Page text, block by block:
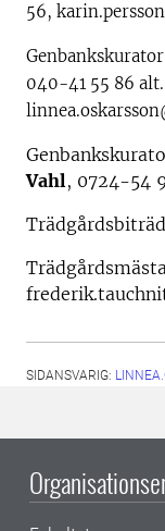
56,
040-41 55 86
Vahl, 0724-54
SIDANSVARIG: